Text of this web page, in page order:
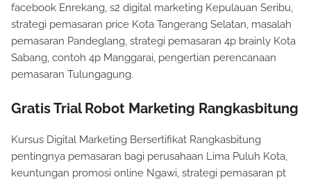
facebook Enrekang, s2 digital marketing Kepulauan Seribu,
strategi pemasaran price Kota Tangerang Selatan, masalah
pemasaran Pandeglang, strategi pemasaran 4p brainly Kota
Sabang, contoh 4p Manggarai, pengertian perencanaan
pemasaran Tulungagung.
Gratis Trial Robot Marketing Rangkasbitung
Kursus Digital Marketing Bersertifikat Rangkasbitung
pentingnya pemasaran bagi perusahaan Lima Puluh Kota,
keuntungan promosi online Ngawi, strategi pemasaran pt